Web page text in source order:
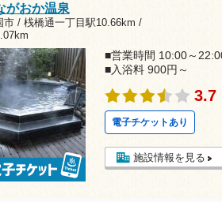
がおか温泉
市 / 桟橋通一丁目駅10.66km /
■営業時間 10:00～
■入浴料 900円～
3.7
電子チケットあり
施設情報を見る